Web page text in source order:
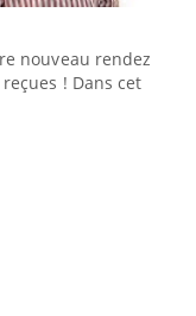
nouveau rendez-
! Dans cet